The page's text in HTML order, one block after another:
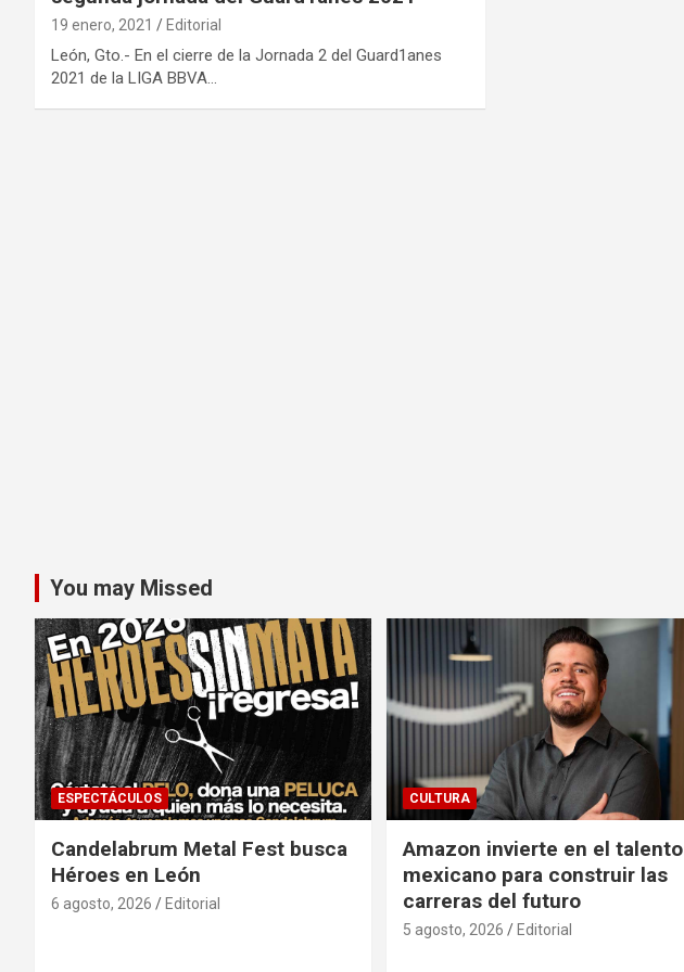
19 enero, 2021 Editorial
León, Gto.- En el cierre de la Jornada 2 del Guard1anes
2021 de la LIGA BBVA…
You may Missed
ESPECTÁCULOS
Candelabrum Metal Fest busca
Héroes en León
6 agosto, 2026 Editorial
CULTURA
Amazon invierte en el talento
mexicano para construir las
carreras del futuro
5 agosto, 2026 Editorial